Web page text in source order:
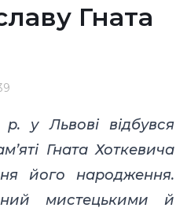
Гната
у Львові відбувся
Гната Хоткевича
його народження.
мистецькими й